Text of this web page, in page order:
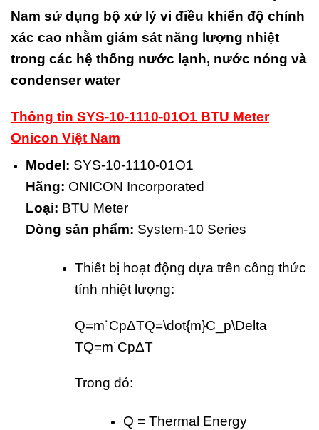
Nam sử dụng bộ xử lý vi điều khiển độ chính
xác cao nhằm giám sát năng lượng nhiệt
trong các hệ thống nước lạnh, nước nóng và
condenser water
Thông tin SYS-10-1110-01O1 BTU Meter
Onicon Việt Nam
Model: SYS-10-1110-01O1
Hãng: ONICON Incorporated
Loại: BTU Meter
Dòng sản phẩm: System-10 Series
Thiết bị hoạt động dựa trên công thức
tính nhiệt lượng:
Q=m˙CpΔTQ=\dot{m}C_p\Delta
TQ=m˙CpΔT
Trong đó:
Q = Thermal Energy